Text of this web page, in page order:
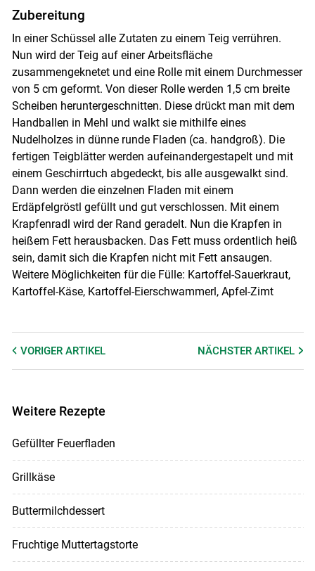
Zubereitung
In einer Schüssel alle Zutaten zu einem Teig verrühren.
Nun wird der Teig auf einer Arbeitsfläche
zusammengeknetet und eine Rolle mit einem Durchmesser
von 5 cm geformt. Von dieser Rolle werden 1,5 cm breite
Scheiben heruntergeschnitten. Diese drückt man mit dem
Handballen in Mehl und walkt sie mithilfe eines
Nudelholzes in dünne runde Fladen (ca. handgroß). Die
fertigen Teigblätter werden aufeinandergestapelt und mit
einem Geschirrtuch abgedeckt, bis alle ausgewalkt sind.
Dann werden die einzelnen Fladen mit einem
Erdäpfelgröstl gefüllt und gut verschlossen. Mit einem
Krapfenradl wird der Rand geradelt. Nun die Krapfen in
heißem Fett herausbacken. Das Fett muss ordentlich heiß
sein, damit sich die Krapfen nicht mit Fett ansaugen.
Weitere Möglichkeiten für die Fülle: Kartoffel-Sauerkraut,
Kartoffel-Käse, Kartoffel-Eierschwammerl, Apfel-Zimt
VORIGER ARTIKEL NÄCHSTERARTIKEL
Weitere Rezepte
Gefüllter Feuerfladen
Grillkäse
Buttermilchdessert
Fruchtige Muttertagstorte